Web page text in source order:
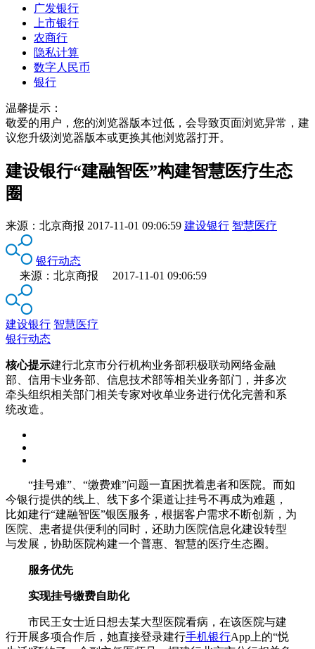
广发银行
上市银行
农商行
隐私计算
数字人民币
银行
温馨提示：
敬爱的用户，您的浏览器版本过低，会导致页面浏览异常，建
议您升级浏览器版本或更换其他浏览器打开。
建设银行“建融智医”构建智慧医疗生态
圈
来源： 北京商报 2017-11-01 09:06:59 建设银行 智慧医疗
银行动态
来源：北京商报 2017-11-01 09:06:59
建设银行 智慧医疗
银行动态
核心提示建行北京市分行机构业务部积极联动网络金融
部、信用卡业务部、信息技术部等相关业务部门，并多次
牵头组织相关部门相关专家对收单业务进行优化完善和系
统改造。
“挂号难”、“缴费难”问题一直困扰着患者和医院。而如
今银行提供的线上、线下多个渠道让挂号不再成为难题，
比如建行“建融智医”银医服务，根据客户需求不断创新，为
医院、患者提供便利的同时，还助力医院信息化建设转型
与发展，协助医院构建一个普惠、智慧的医疗生态圈。
服务优先
实现挂号缴费自助化
市民王女士近日想去某大型医院看病，在该医院与建
行开展多项合作后，她直接登录建行手机银行App上的“悦